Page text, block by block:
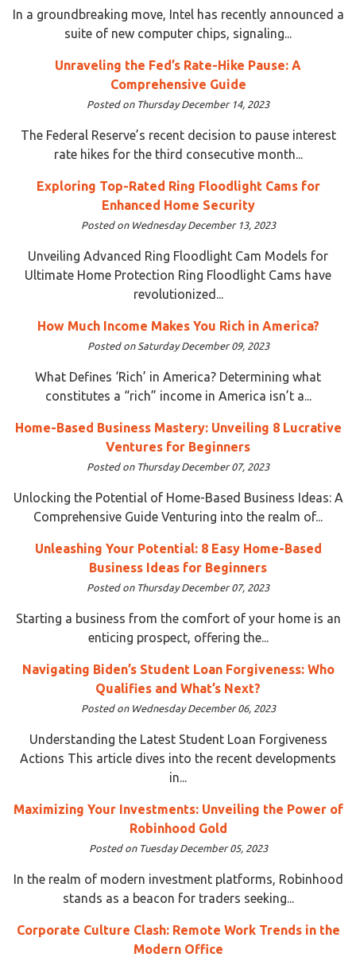
In a groundbreaking move, Intel has recently announced a
suite of new computer chips, signaling...
Unraveling the Fed’s Rate-Hike Pause: A
Comprehensive Guide
Posted on Thursday December 14, 2023
The Federal Reserve’s recent decision to pause interest
rate hikes for the third consecutive month...
Exploring Top-Rated Ring Floodlight Cams for
Enhanced Home Security
Posted on Wednesday December 13, 2023
Unveiling Advanced Ring Floodlight Cam Models for
Ultimate Home Protection Ring Floodlight Cams have
revolutionized...
How Much Income Makes You Rich in America?
Posted on Saturday December 09, 2023
What Defines ‘Rich’ in America? Determining what
constitutes a “rich” income in America isn’t a...
Home-Based Business Mastery: Unveiling 8 Lucrative
Ventures for Beginners
Posted on Thursday December 07, 2023
Unlocking the Potential of Home-Based Business Ideas: A
Comprehensive Guide Venturing into the realm of...
Unleashing Your Potential: 8 Easy Home-Based
Business Ideas for Beginners
Posted on Thursday December 07, 2023
Starting a business from the comfort of your home is an
enticing prospect, offering the...
Navigating Biden’s Student Loan Forgiveness: Who
Qualifies and What’s Next?
Posted on Wednesday December 06, 2023
Understanding the Latest Student Loan Forgiveness
Actions This article dives into the recent developments
in...
Maximizing Your Investments: Unveiling the Power of
Robinhood Gold
Posted on Tuesday December 05, 2023
In the realm of modern investment platforms, Robinhood
stands as a beacon for traders seeking...
Corporate Culture Clash: Remote Work Trends in the
Modern Office